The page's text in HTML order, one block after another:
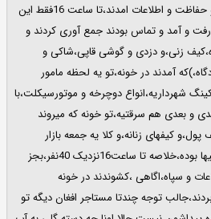
بعد از مدت زمانی،از طرف سپاه و حفاظت و اطلاعات امدند،تا ساعت 16فقط این
رفت و آمد و تماس بودند جمع آوری کردند و
زنی،و‌ دزدی و گوشی قاپی،شاکی و
آمدند در خونه،تو یه لحظه مامور
شهرداریه،انواع دوچرخه و موتورسیکلت،با
و بعدی هم سرقتیه،تو خونه که میروند
پول،و کیفهای زنانه،و کلا یه جمعه بازار
شخصی و خصوصی برا خود افغانیها بوده،خلاصه تا ساعت16نزدیک 40نفر،بجز
و سپاه،اگاهی ،کشوندند در خونه
توجه چندتا مستاجر افغان دیگه تو